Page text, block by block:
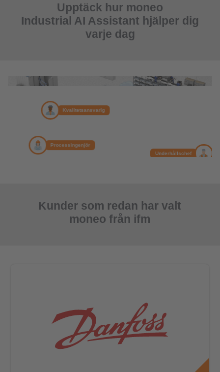
Upptäck hur moneo
Industrial AI Assistant hjälper dig
varje dag
Kunder som redan har valt
moneo från ifm